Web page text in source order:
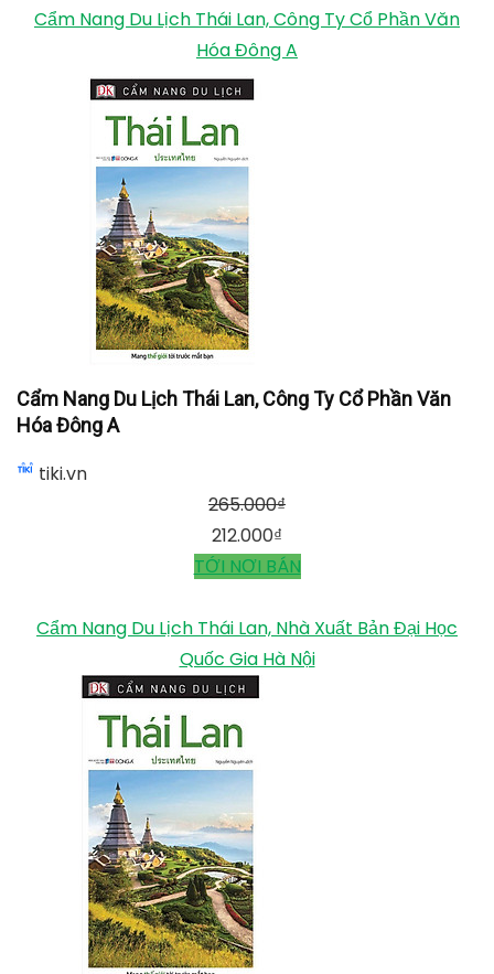
Cẩm Nang Du Lịch Thái Lan, Công Ty Cổ Phần Văn
Hóa Đông A
Cẩm Nang Du Lịch Thái Lan, Công Ty Cổ Phần Văn
Hóa Đông A
tiki.vn
265.000₫
212.000₫
TỚI NƠI BÁN
Cẩm Nang Du Lịch Thái Lan, Nhà Xuất Bản Đại Học
Quốc Gia Hà Nội